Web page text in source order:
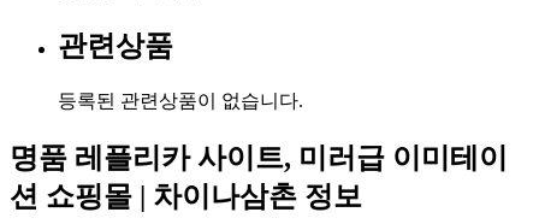
관련상품
등록된 관련상품이 없습니다.
명품 레플리카 사이트, 미러급 이미테이
션 쇼핑몰 | 차이나삼촌 정보